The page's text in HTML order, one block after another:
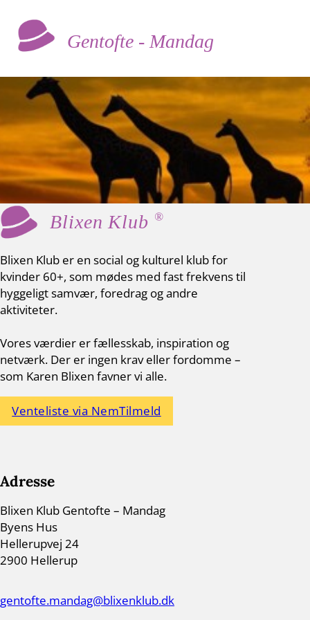
Gentofte - Mandag
Blixen Klub ®
Blixen Klub er en social og kulturel klub for
kvinder 60+, som mødes med fast frekvens til
hyggeligt samvær, foredrag og andre
aktiviteter.
Vores værdier er fællesskab, inspiration og
netværk. Der er ingen krav eller fordomme –
som Karen Blixen favner vi alle.
Venteliste via NemTilmeld
Adresse
Blixen Klub Gentofte – Mandag
Byens Hus
Hellerupvej 24
2900 Hellerup
gentofte.mandag@blixenklub.dk